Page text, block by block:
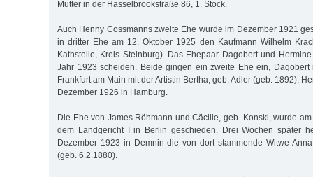
Mutter in der Hasselbrookstraße 86, 1. Stock.
Auch Henny Cossmanns zweite Ehe wurde im Dezember 1921
in dritter Ehe am 12. Oktober 1925 den Kaufmann Wilhelm
Kathstelle, Kreis Steinburg). Das Ehepaar Dagobert und
Jahr 1923 scheiden. Beide gingen ein zweite Ehe ein,
Frankfurt am Main mit der Artistin Bertha, geb. Adler (geb. 1892),
Dezember 1926 in Hamburg.
Die Ehe von James Röhmann und Cäcilie, geb. Konski, wurde
dem Landgericht I in Berlin geschieden. Drei Wochen später
Dezember 1923 in Demnin die von dort stammende Witwe
(geb. 6.2.1880).